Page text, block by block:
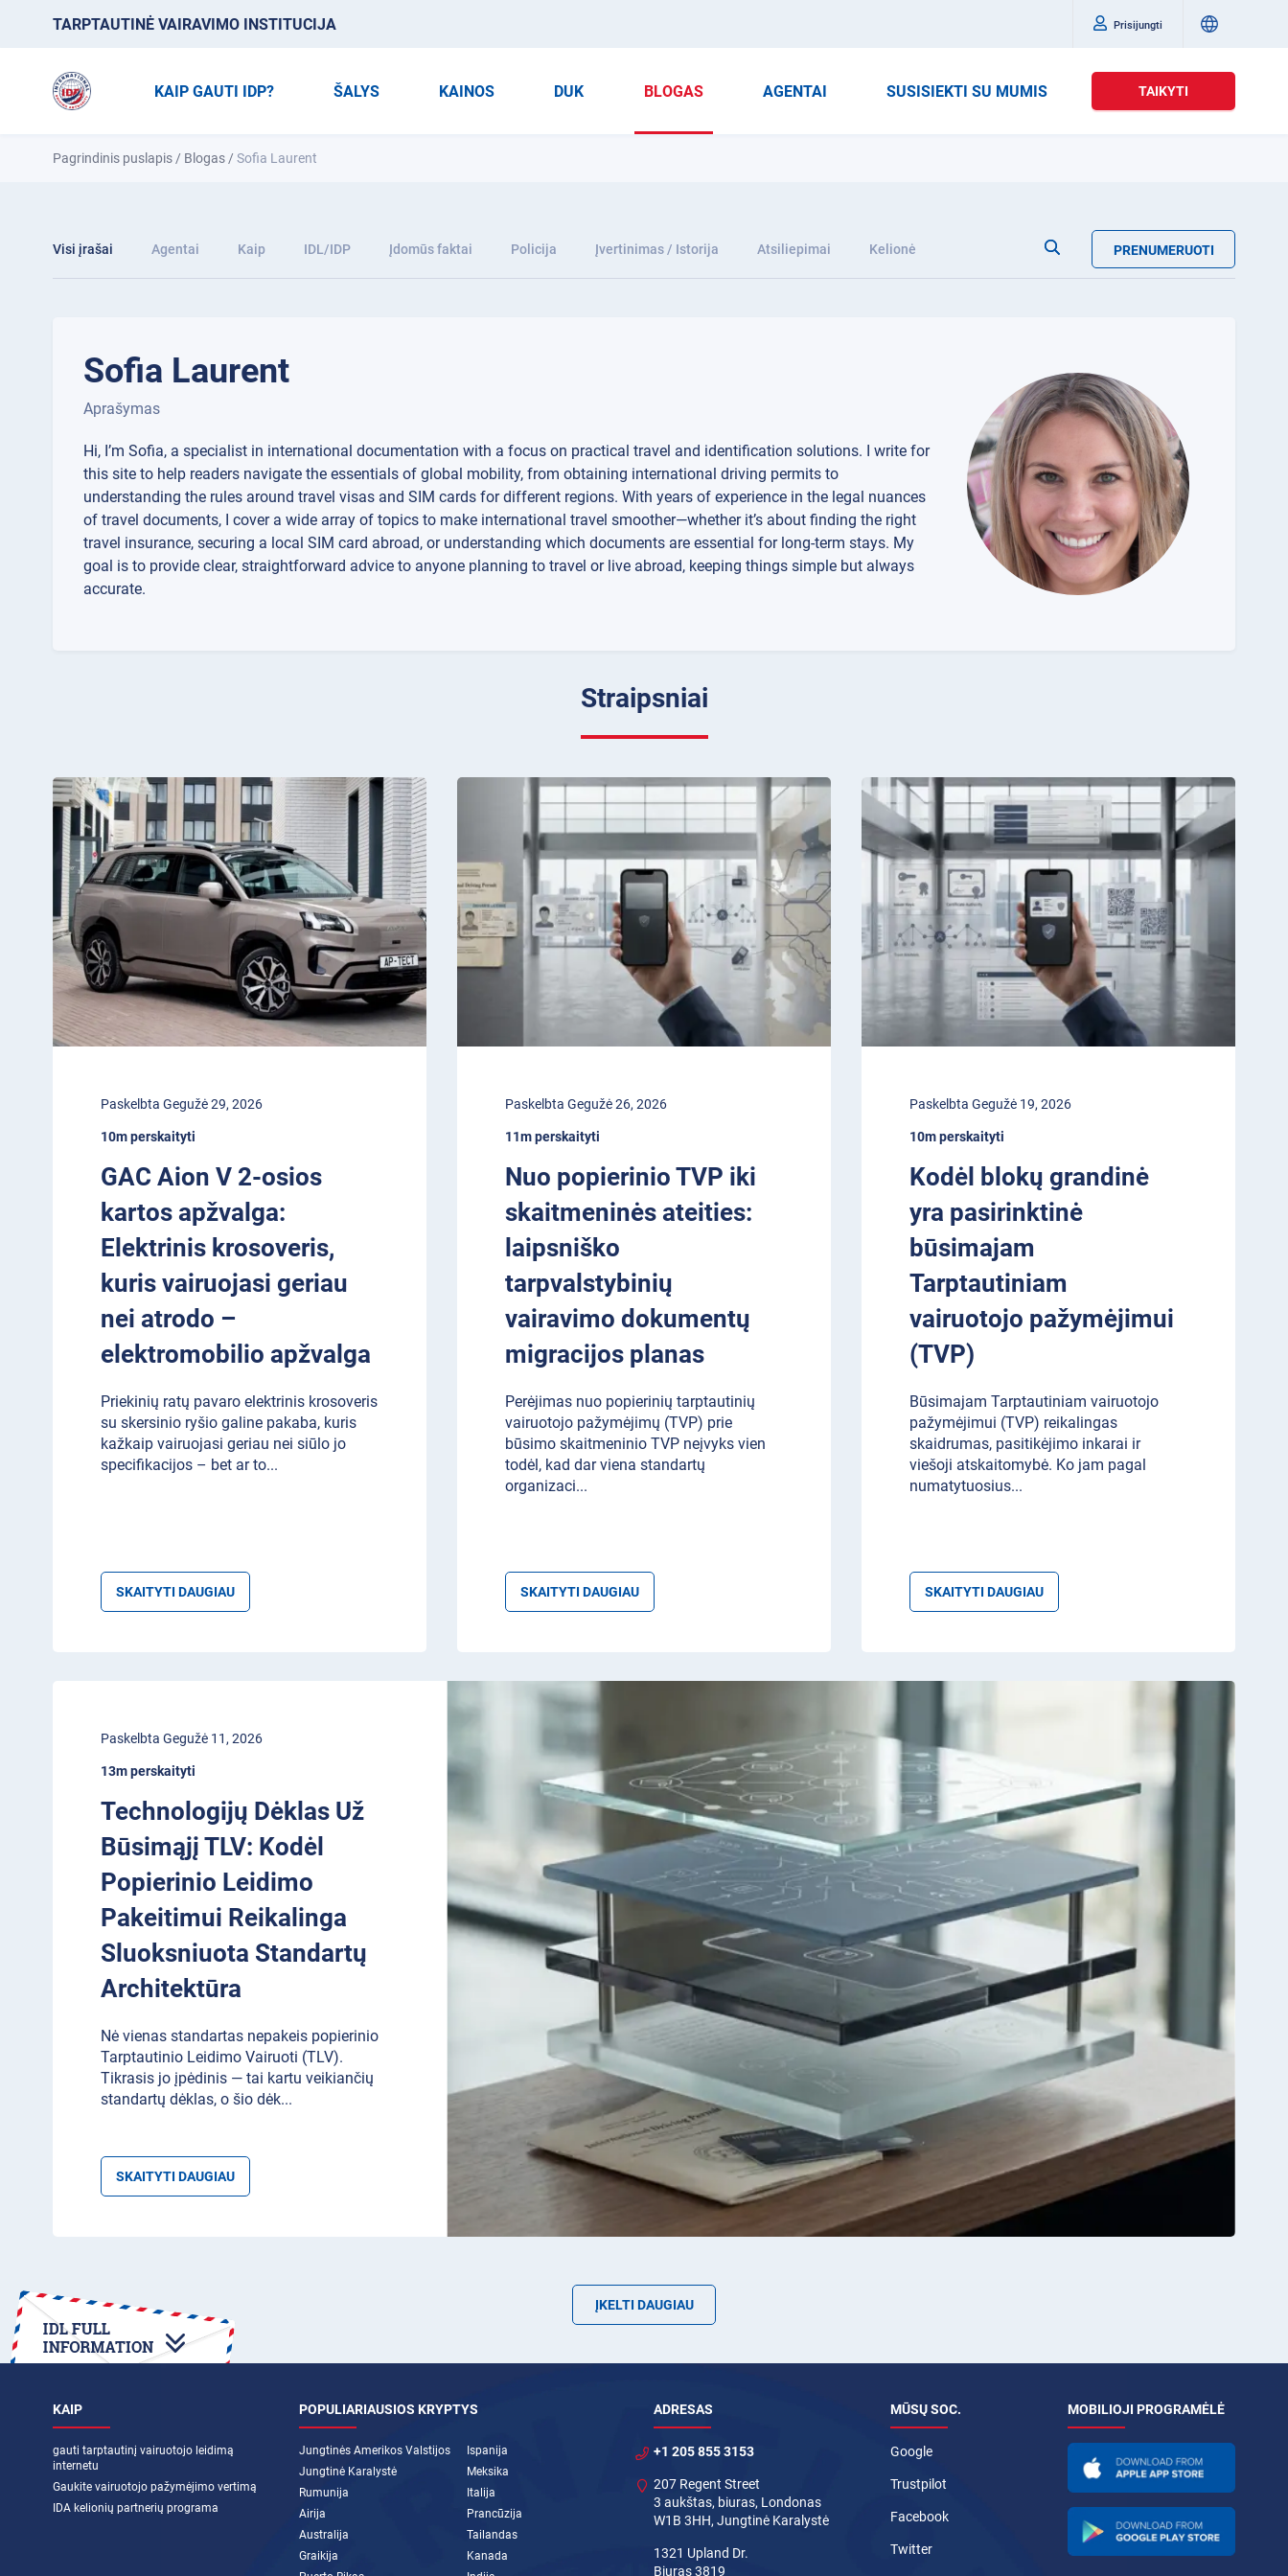
TARPTAUTINĖ VAIRAVIMO INSTITUCIJA Prisijungti
KAIP GAUTI IDP? ŠALYS KAINOS DUK BLOGAS AGENTAI SUSISIEKTI SU MUMIS TAIKYTI
Pagrindinis puslapis / Blogas /Sofia Laurent
Visi įrašai Agentai Kaip IDL/IDP Įdomūs faktai Policija Įvertinimas / Istorija Atsiliepimai Kelionė PRENUMERUOTI
Sofia Laurent
Aprašymas
Hi, I’m Sofia, a specialist in international documentation with a focus on practical travel and identification solutions. I write for
this site to help readers navigate the essentials of global mobility, from obtaining international driving permits to
understanding the rules around travel visas and SIM cards for different regions. With years of experience in the legal nuances
of travel documents, I cover a wide array of topics to make international travel smoother—whether it’s about finding the right
travel insurance, securing a local SIM card abroad, or understanding which documents are essential for long-term stays. My
goal is to provide clear, straightforward advice to anyone planning to travel or live abroad, keeping things simple but always
accurate.
Straipsniai
Paskelbta Gegužė 29, 2026
10m perskaityti
GAC Aion V 2-osios
kartos apžvalga:
Elektrinis krosoveris,
kuris vairuojasi geriau
nei atrodo –
elektromobilio apžvalga
Priekinių ratų pavaro elektrinis krosoveris
su skersinio ryšio galine pakaba, kuris
kažkaip vairuojasi geriau nei siūlo jo
specifikacijos – bet ar to...
SKAITYTI DAUGIAU
Paskelbta Gegužė 26, 2026
11m perskaityti
Nuo popierinio TVP iki
skaitmeninės ateities:
laipsniško
tarpvalstybinių
vairavimo dokumentų
migracijos planas
Perėjimas nuo popierinių tarptautinių
vairuotojo pažymėjimų (TVP) prie
būsimo skaitmeninio TVP neįvyks vien
todėl, kad dar viena standartų
organizaci...
SKAITYTI DAUGIAU
Paskelbta Gegužė 19, 2026
10m perskaityti
Kodėl blokų grandinė
yra pasirinktinė
būsimajam
Tarptautiniam
vairuotojo pažymėjimui
(TVP)
Būsimajam Tarptautiniam vairuotojo
pažymėjimui (TVP) reikalingas
skaidrumas, pasitikėjimo inkarai ir
viešoji atskaitomybė. Ko jam pagal
numatytuosius...
SKAITYTI DAUGIAU
Paskelbta Gegužė 11, 2026
13m perskaityti
Technologijų Dėklas Už
Būsimąjį TLV: Kodėl
Popierinio Leidimo
Pakeitimui Reikalinga
Sluoksniuota Standartų
Architektūra
Nė vienas standartas nepakeis popierinio
Tarptautinio Leidimo Vairuoti (TLV).
Tikrasis jo įpėdinis — tai kartu veikiančių
standartų dėklas, o šio dėk...
SKAITYTI DAUGIAU
ĮKELTI DAUGIAU
KAIP
gauti tarptautinį vairuotojo leidimą
internetu
Gaukite vairuotojo pažymėjimo vertimą
IDA kelionių partnerių programa
POPULIARIAUSIOS KRYPTYS
Jungtinės Amerikos Valstijos
Jungtinė Karalystė
Rumunija
Airija
Australija
Graikija
Ispanija
Meksika
Italija
Prancūzija
Tailandas
Kanada
ADRESAS
+1 205 855 3153
207 Regent Street
3 aukštas, biuras, Londonas
W1B 3HH, Jungtinė Karalystė
1321 Upland Dr.
Biuras 3819
MŪSŲ SOC.
Google
Trustpilot
Facebook
Twitter
MOBILIOJI PROGRAMĖLĖ